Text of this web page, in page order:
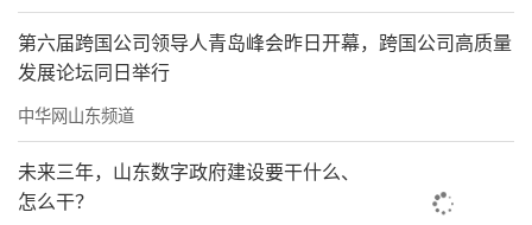
第六届跨国公司领导人青岛峰会昨日开幕，跨国公司高质量
发展论坛同日举行
中华网山东频道
未来三年，山东数字政府建设要干什么、
怎么干？